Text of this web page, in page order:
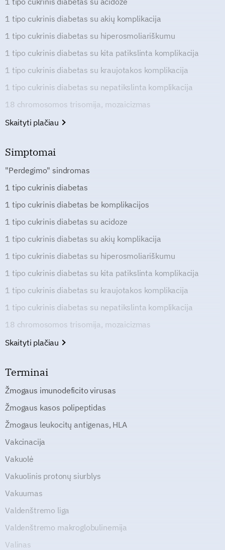
1 tipo cukrinis diabetas su akių komplikacija
1 tipo cukrinis diabetas su hiperosmoliariškumu
1 tipo cukrinis diabetas su kita patikslinta komplikacija
1 tipo cukrinis diabetas su kraujotakos komplikacija
1 tipo cukrinis diabetas su nepatikslinta komplikacija
18 chromosomos trisomija, mozaicizmas
Skaityti plačiau
Simptomai
"Perdegimo" sindromas
1 tipo cukrinis diabetas
1 tipo cukrinis diabetas be komplikacijos
1 tipo cukrinis diabetas su acidoze
1 tipo cukrinis diabetas su akių komplikacija
1 tipo cukrinis diabetas su hiperosmoliariškumu
1 tipo cukrinis diabetas su kita patikslinta komplikacija
1 tipo cukrinis diabetas su kraujotakos komplikacija
1 tipo cukrinis diabetas su nepatikslinta komplikacija
18 chromosomos trisomija, mozaicizmas
Skaityti plačiau
Terminai
Žmogaus imunodeficito virusas
Žmogaus kasos polipeptidas
Žmogaus leukocitų antigenas, HLA
Vakcinacija
Vakuolė
Vakuolinis protonų siurblys
Vakuumas
Valdenštremo liga
Valdenštremo makroglobulinemija
Valinas